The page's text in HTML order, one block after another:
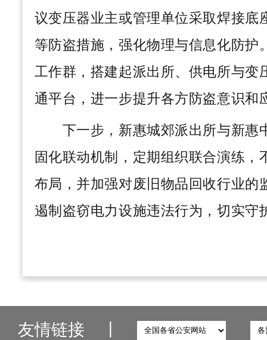
议变压器业主或管理单位采取焊接底
等防盗措施，强化物理与信息化防护
工作群，搭建起派出所、供电所与变
通平台，进一步提升各方防盗意识和
下一步，新惠城郊派出所与新惠
固化联动机制，定期组织联合演练，
布局，并加强对废旧物品回收行业的
遏制盗窃电力设施违法行为，切实守
友情链接